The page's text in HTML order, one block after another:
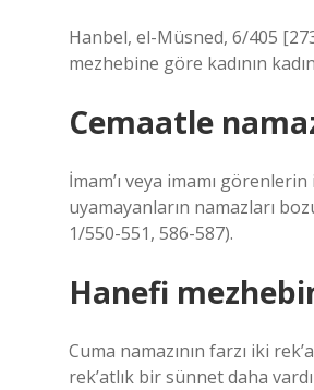
Hanbel, el-Müsned, 6/405
mezhebine göre kadının
Cemaatle
İmam’ı veya imamı
uyamayanların namazları
1/550-551, 586-587).
Hanefi
Cuma namazının farzı iki
rek’atlık bir sünnet daha